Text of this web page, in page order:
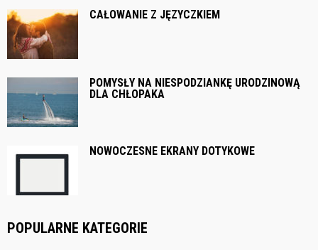
CAŁOWANIE Z JĘZYCZKIEM
POMYSŁY NA NIESPODZIANKĘ URODZINOWĄ
DLA CHŁOPAKA
NOWOCZESNE EKRANY DOTYKOWE
POPULARNE KATEGORIE